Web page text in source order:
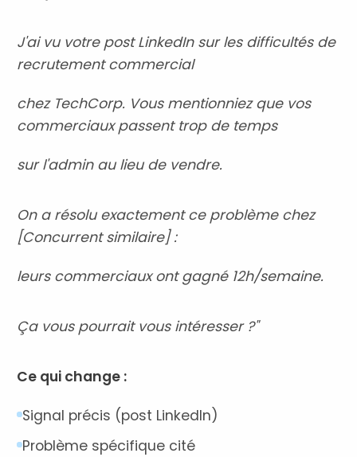
J'ai vu votre post LinkedIn sur les difficultés de
recrutement commercial
chez TechCorp. Vous mentionniez que vos
commerciaux passent trop de temps
sur l'admin au lieu de vendre.
On a résolu exactement ce problème chez
[Concurrent similaire] :
leurs commerciaux ont gagné 12h/semaine.
Ça vous pourrait vous intéresser ?"
Ce qui change :
Signal précis (post LinkedIn)
Problème spécifique cité